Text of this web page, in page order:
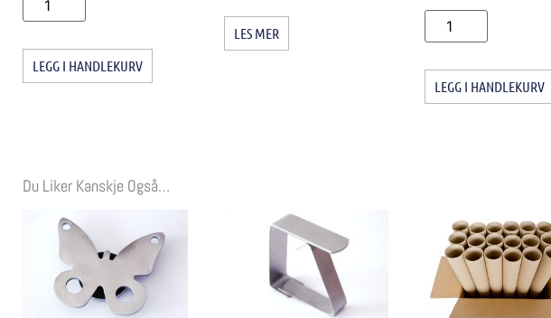
LEGG I HANDLEKURV
LES MER
LEGG I HANDLEKURV
Du Liker Kanskje Også…